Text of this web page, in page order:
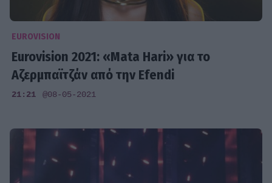
EUROVISION
Eurovision 2021: «Μata Hari» για το
Αζερμπαϊτζάν από την Efendi
21:21 @08-05-2021